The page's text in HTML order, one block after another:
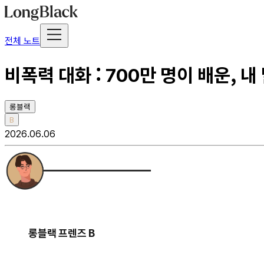
전체 노트
비폭력 대화 : 700만 명이 배운, 내
롱블랙
B
2026.06.06
롱블랙 프렌즈 B